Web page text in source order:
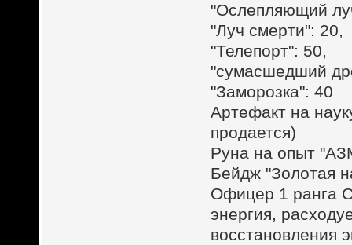
"Ослепляющий
"Луч смерти": 20,
"Телепорт": 50,
"сумасшедший
"Заморозка": 40
Артефакт на
продается)
Руна на опыт
Бейдж "Золотая
Офицер 1 ранга
энергия,
восстановления